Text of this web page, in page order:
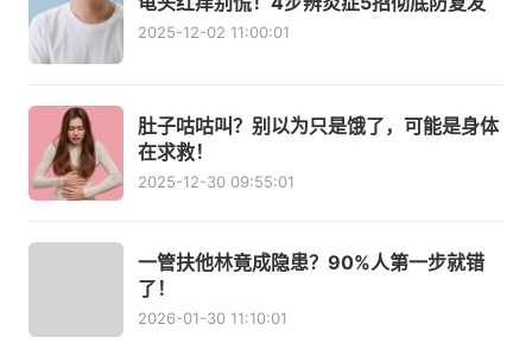
2025-12-02 11:00:01
肚子咕咕叫？别以为只是饿了，可能是身体
在求救！
2025-12-30 09:55:01
一管扶他林竟成隐患？90%人第一步就错
了！
2026-01-30 11:10:01